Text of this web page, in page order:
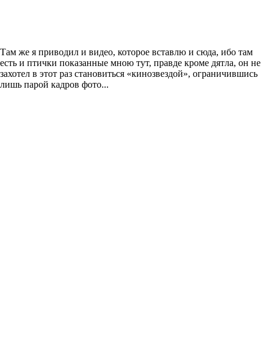
Там же я приводил и видео, которое вставлю и сюда, ибо там
есть и птички показанные мною тут, правде кроме дятла, он не
захотел в этот раз становиться «кинозвездой», ограничившись
лишь парой кадров фото...